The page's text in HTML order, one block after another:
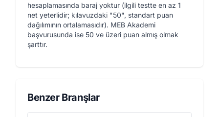
hesaplamasında baraj yoktur (ilgili testte en az 1
net yeterlidir; kılavuzdaki "50", standart puan
dağılımının ortalamasıdır). MEB Akademi
başvurusunda ise 50 ve üzeri puan almış olmak
şarttır.
Benzer Branşlar